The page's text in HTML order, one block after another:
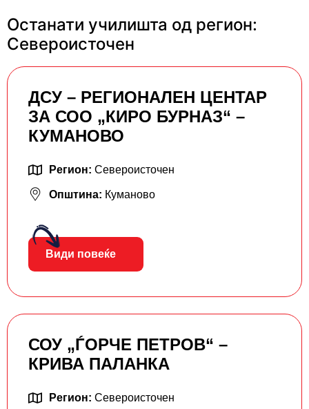
Останати училишта од регион:
Североисточен
ДСУ – РЕГИОНАЛЕН ЦЕНТАР
ЗА СОО „КИРО БУРНАЗ“ –
КУМАНОВО
Регион: Североисточен
Општина: Куманово
Види повеќе
СОУ „ЃОРЧЕ ПЕТРОВ“ –
КРИВА ПАЛАНКА
Регион: Североисточен